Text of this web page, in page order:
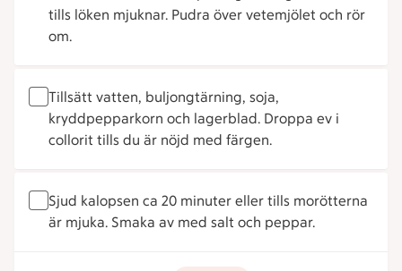
tills löken mjuknar. Pudra över vetemjölet och rör
om.
Tillsätt vatten, buljongtärning, soja,
kryddpepparkorn och lagerblad. Droppa ev i
collorit tills du är nöjd med färgen.
Sjud kalopsen ca 20 minuter eller tills morötterna
är mjuka. Smaka av med salt och peppar.